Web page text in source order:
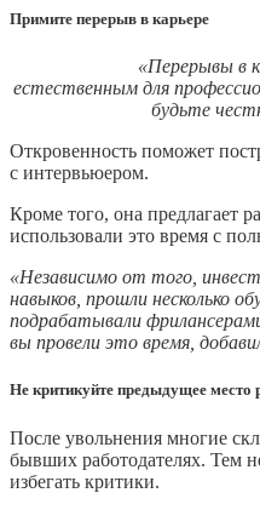
Примите перерыв в карьере
«Перерывы в
естественным для
будьте
Откровенность поможет
с интервьюером.
Кроме того, она предлагает
использовали это время с
«Независимо от того,
навыков, прошли несколько
подрабатывали
вы провели это время,
Не критикуйте предыдущее место
После увольнения многие
бывших работодателях. Тем
избегать критики.